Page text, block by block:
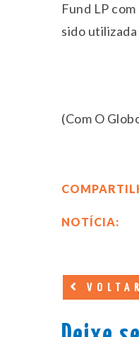
Fund LP
sido
(Com O
NOTÍCIA:
VOLTAR